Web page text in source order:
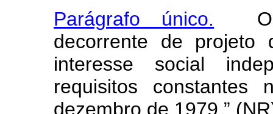
Parágrafo único. O
decorrente de projeto
interesse social
requisitos constantes
dezembro de 1979.”